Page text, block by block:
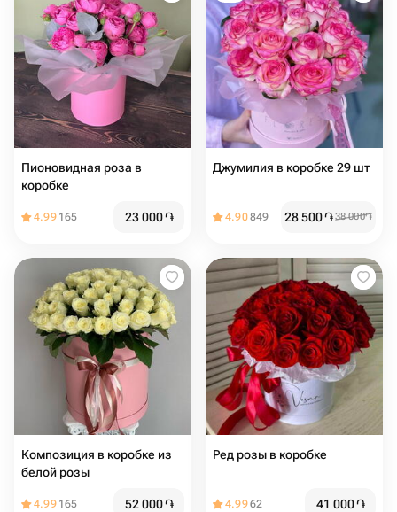
Пионовидная роза в
коробке
4.99 165 23 000֏
Джумилия в коробке 29 шт
4.90849 28 500֏38 000֏
Композиция в коробке из
белой розы
4.99 165 52 000֏
Ред розы в коробке
4.9962 41 000֏